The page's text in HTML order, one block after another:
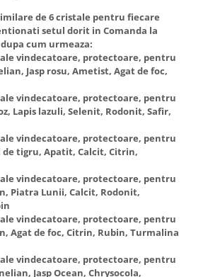
de 6 cristale pentru fiecare
setul dorit in Comanda la
cum urmeaza:
vindecatoare, protectoare, pentru
Jasp rosu, Ametist, Agat de foc,
vindecatoare, protectoare, pentru
Lapis lazuli, Selenit, Rodonit, Safir,
vindecatoare, protectoare, pentru
de tigru, Apatit, Calcit, Citrin,
vindecatoare, protectoare, pentru
Piatra Lunii, Calcit, Rodonit,
vindecatoare, protectoare, pentru
Agat de foc, Citrin, Rubin, Turmalina
vindecatoare, protectoare, pentru
Jasp Ocean, Chrysocola,